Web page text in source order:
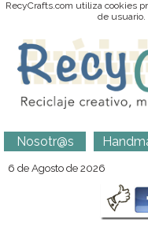
RecyCrafts.com utiliza cookies
de usuario.
Nosotr@s
6 de Agosto de 2026